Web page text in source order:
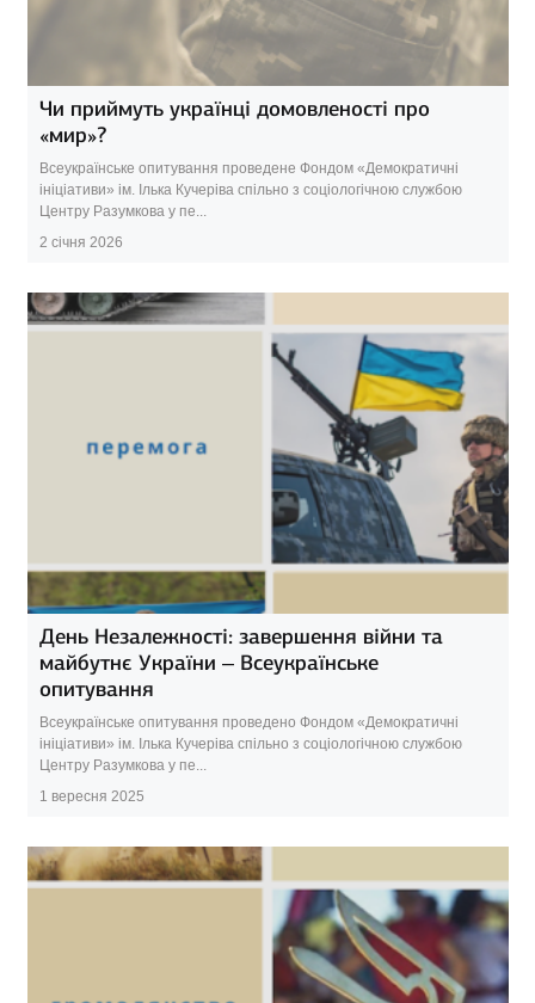
Чи приймуть українці домовленості про
«мир»?
Всеукраїнське опитування проведене Фондом «Демократичні
ініціативи» ім. Ілька Кучеріва спільно з соціологічною службою
Центру Разумкова у пе...
2 січня 2026
День Незалежності: завершення війни та
майбутнє України – Всеукраїнське
опитування
Всеукраїнське опитування проведено Фондом «Демократичні
ініціативи» ім. Ілька Кучеріва спільно з соціологічною службою
Центру Разумкова у пе...
1 вересня 2025